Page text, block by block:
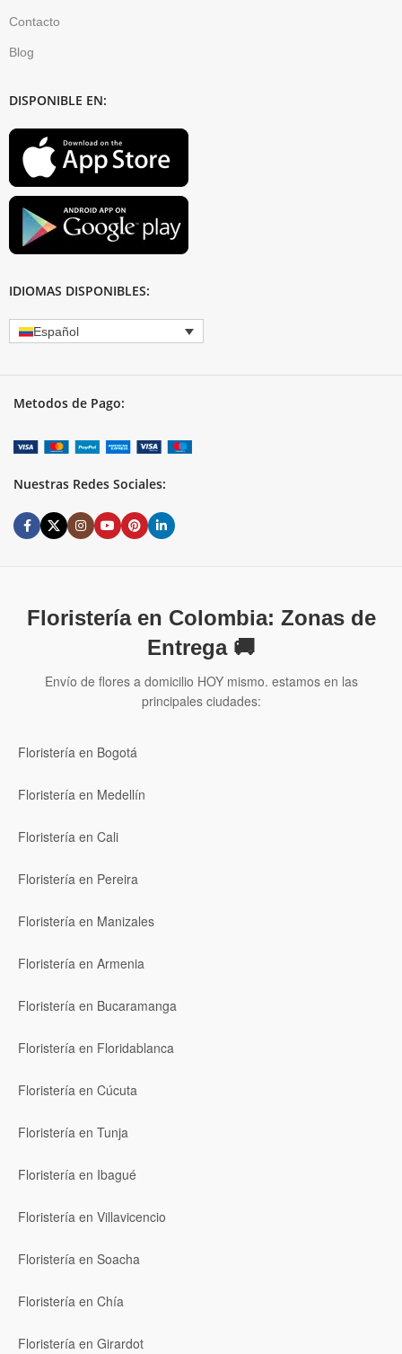
Contacto
Blog
DISPONIBLE EN:
IDIOMAS DISPONIBLES:
Español
Metodos de Pago:
Nuestras Redes Sociales:
Floristería en Colombia: Zonas de
Entrega 🚚
Envío de flores a domicilio HOY mismo. estamos en las
principales ciudades:
Floristería en Bogotá
Floristería en Medellín
Floristería en Cali
Floristería en Pereira
Floristería en Manizales
Floristería en Armenia
Floristería en Bucaramanga
Floristería en Floridablanca
Floristería en Cúcuta
Floristería en Tunja
Floristería en Ibagué
Floristería en Villavicencio
Floristería en Soacha
Floristería en Chía
Floristería en Girardot